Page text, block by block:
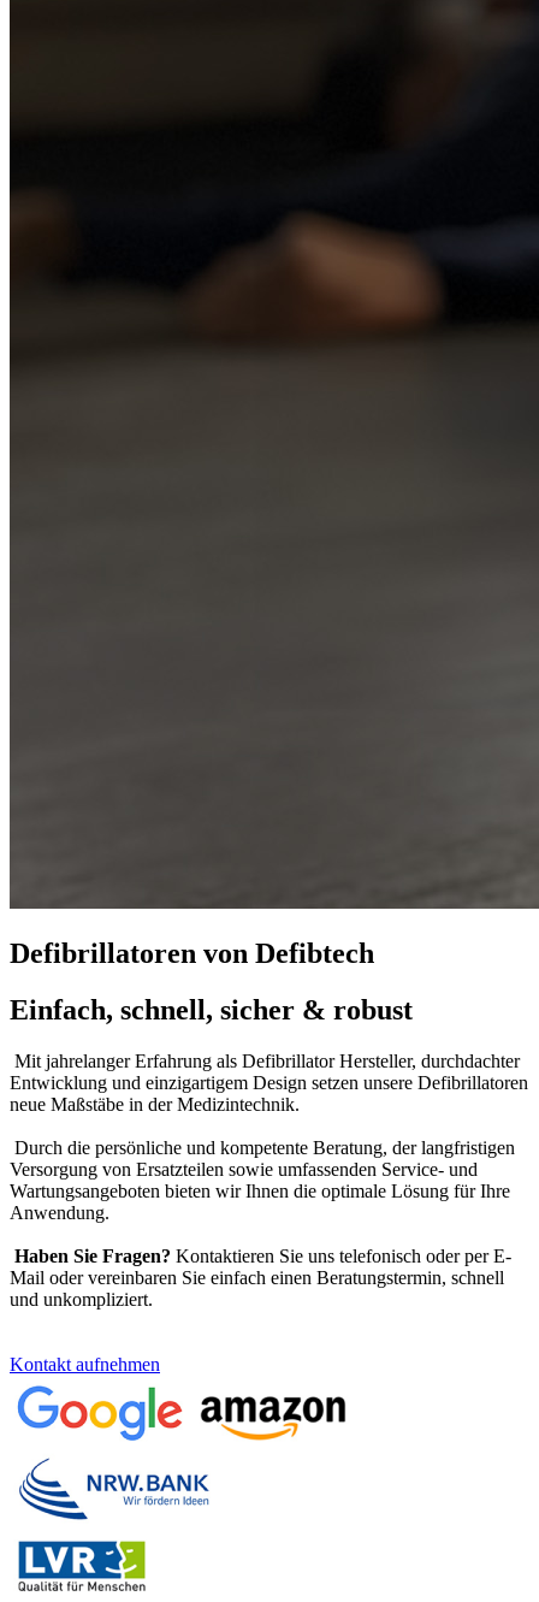
Defibrillatoren von Defibtech
Einfach, schnell, sicher & robust
Mit jahrelanger Erfahrung als Defibrillator Hersteller, durchdachter
Entwicklung und einzigartigem Design setzen unsere Defibrillatoren
neue Maßstäbe in der Medizintechnik.
Durch die persönliche und kompetente Beratung, der langfristigen
Versorgung von Ersatzteilen sowie umfassenden Service- und
Wartungsangeboten bieten wir Ihnen die optimale Lösung für Ihre
Anwendung.
Haben Sie Fragen? Kontaktieren Sie uns telefonisch oder per E-
Mail oder vereinbaren Sie einfach einen Beratungstermin, schnell
und unkompliziert.
Kontakt aufnehmen